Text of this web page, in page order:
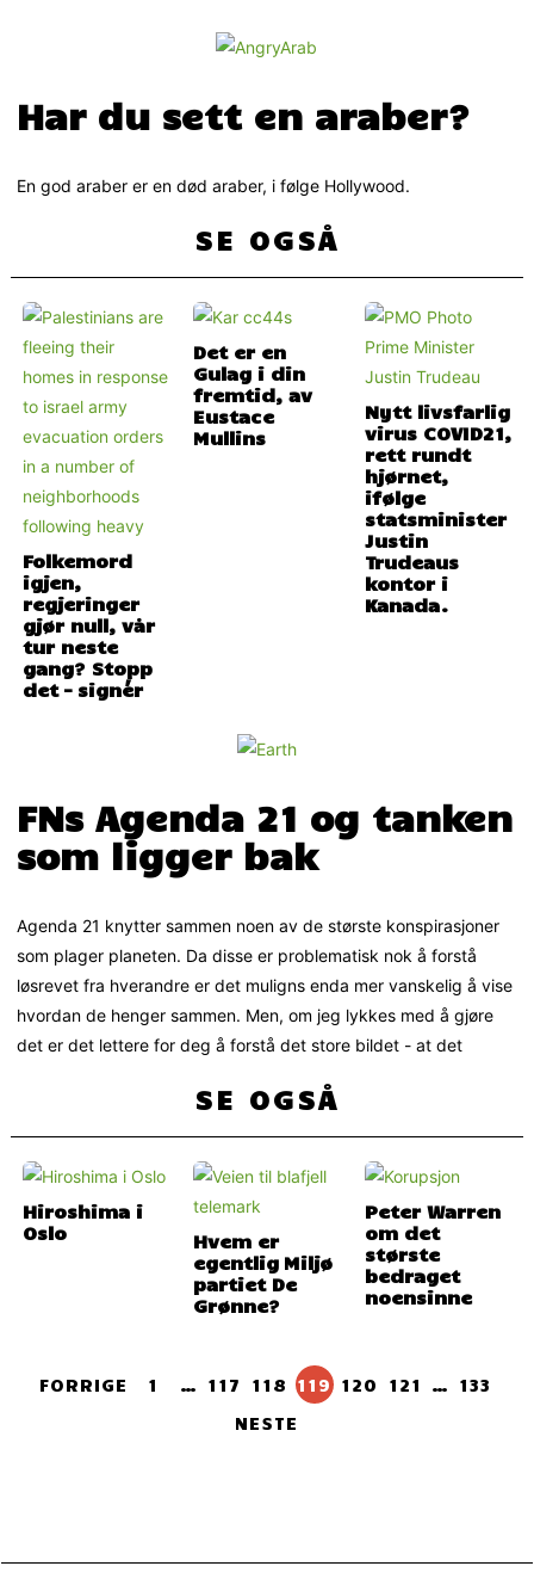
Har du sett en araber?
En god araber er en død araber, i følge Hollywood.
SE OGSÅ
Folkemord
igjen,
regjeringer
gjør null, vår
tur neste
gang? Stopp
det – signér
Det er en
Gulag i din
fremtid, av
Eustace
Mullins
Nytt livsfarlig
virus COVID21,
rett rundt
hjørnet,
ifølge
statsminister
Justin
Trudeaus
kontor i
Kanada.
FNs Agenda 21 og tanken
som ligger bak
Agenda 21 knytter sammen noen av de største konspirasjoner
som plager planeten. Da disse er problematisk nok å forstå
løsrevet fra hverandre er det muligns enda mer vanskelig å vise
hvordan de henger sammen. Men, om jeg lykkes med å gjøre
det er det lettere for deg å forstå det store bildet - at det
SE OGSÅ
Hiroshima i
Oslo
Hvem er
egentlig Miljø
partiet De
Grønne?
Peter Warren
om det
største
bedraget
noensinne
FORRIGE 1 … 117 118 119 120 121 …
133
NESTE